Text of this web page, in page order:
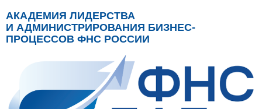
АКАДЕМИЯ ЛИДЕРСТВА
И АДМИНИСТРИРОВАНИЯ БИЗНЕС-
ПРОЦЕССОВ ФНС РОССИИ